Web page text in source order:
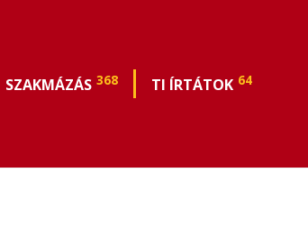
SZAKMÁZÁS 368 TI ÍRTÁTOK 64